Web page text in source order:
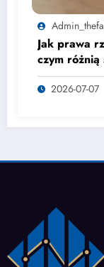
Jak prawa
czym
2026-07-07